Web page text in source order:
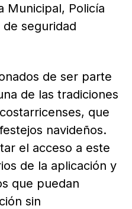
Municipal, Policía
seguridad
de ser parte
de las tradiciones
que
navideños.
el acceso a este
de la aplicación y
que puedan
sin